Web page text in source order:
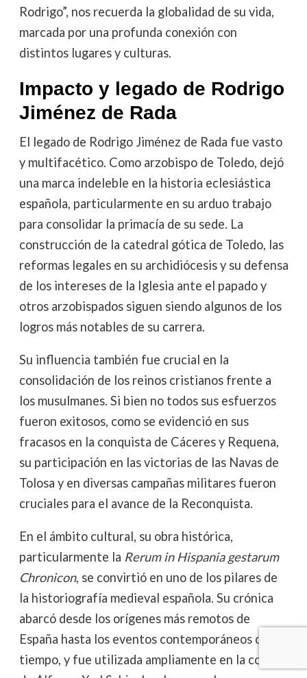
Rodrigo”, nos recuerda la globalidad de su vida,
marcada por una profunda conexión con
distintos lugares y culturas.
Impacto y legado de Rodrigo
Jiménez de Rada
El legado de Rodrigo Jiménez de Rada fue vasto
y multifacético. Como arzobispo de Toledo, dejó
una marca indeleble en la historia eclesiástica
española, particularmente en su arduo trabajo
para consolidar la primacía de su sede. La
construcción de la catedral gótica de Toledo, las
reformas legales en su archidiócesis y su defensa
de los intereses de la Iglesia ante el papado y
otros arzobispados siguen siendo algunos de los
logros más notables de su carrera.
Su influencia también fue crucial en la
consolidación de los reinos cristianos frente a
los musulmanes. Si bien no todos sus esfuerzos
fueron exitosos, como se evidenció en sus
fracasos en la conquista de Cáceres y Requena,
su participación en las victorias de las Navas de
Tolosa y en diversas campañas militares fueron
cruciales para el avance de la Reconquista.
En el ámbito cultural, su obra histórica,
particularmente la Rerum in Hispania gestarum
Chronicon, se convirtió en uno de los pilares de
la historiografía medieval española. Su crónica
abarcó desde los orígenes más remotos de
España hasta los eventos contemporáneos de su
tiempo, y fue utilizada ampliamente en la corte